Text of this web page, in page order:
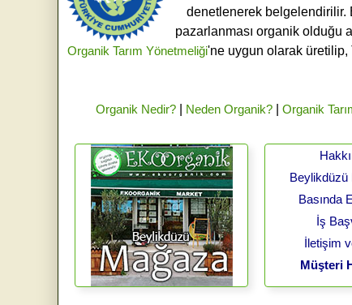
denetlenerek belgelendirilir.
pazarlanması organik olduğu
Organik Tarım Yönetmeliği'ne uygun olarak üretilip,
Organik Nedir?| Neden Organik?| Organik
Beylikdüzü
Basında
İş
İletişim
Müşteri